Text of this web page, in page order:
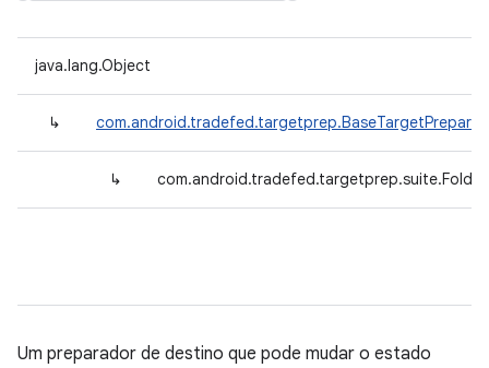
java.lang.Object
↳ com.android.tradefed.targetprep.BaseTargetPreparer
↳
Um preparador de destino que pode mudar o estado